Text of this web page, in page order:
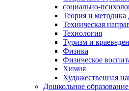
социально-
Теория и
Техническая
Технология
Туризм и
Физика
Физическое
Химия
Художественная
Дошкольное